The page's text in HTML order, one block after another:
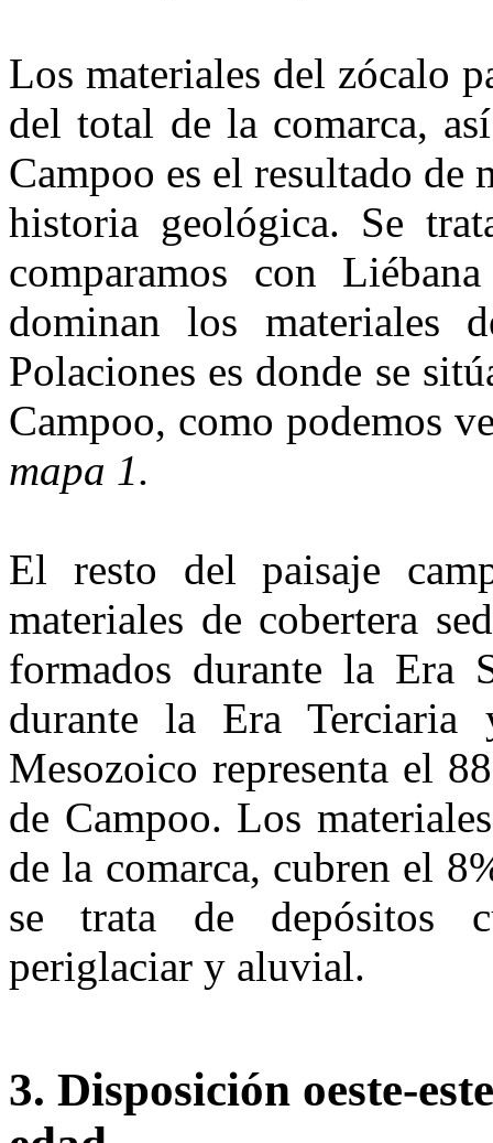
Los materiales del zócalo
del total de la comarca,
Campoo es el resultado de
historia geoló­gica. Se
compa­ramos con
dominan los materiales
Polaciones es donde se
Campoo, como podemos
mapa 1.
El resto del paisaje
materiales de cobertera
formados durante la Era
durante la Era Terciaria
Mesozoico representa el
de Campoo. Los
de la comarca, cubren el
se trata de depósitos
periglaciar y aluvial.
3. Disposición oeste-